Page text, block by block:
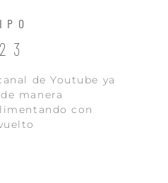
de Youtube ya
manera
con